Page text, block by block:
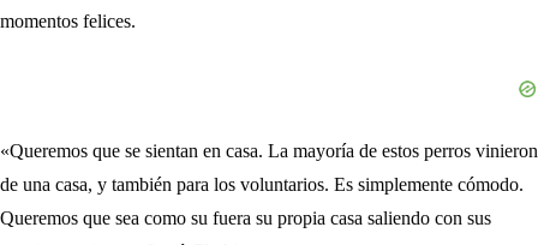
momentos felices.
«Queremos que se sientan en casa. La mayoría de estos perros vinieron
de una casa, y también para los voluntarios. Es simplemente cómodo.
Queremos que sea como su fuera su propia casa saliendo con sus